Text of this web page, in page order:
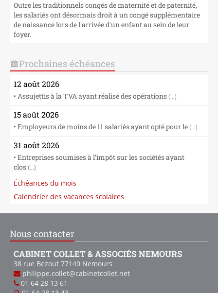
Outre les traditionnels congés de maternité et de paternité,
les salariés ont désormais droit à un congé supplémentaire
de naissance lors de l'arrivée d'un enfant au sein de leur
foyer.
Prochaines échéances
12 août 2026
• Assujettis à la TVA ayant réalisé des opérations (...)
15 août 2026
• Employeurs de moins de 11 salariés ayant opté pour le (...)
31 août 2026
• Entreprises soumises à l’impôt sur les sociétés ayant
clos (...)
Échéances du mois
Calendrier des vacances scolaires
Nous contacter
CABINET COLLET & ASSOCIÉS NEMOURS
38 rue Bezout 77140 Nemours
philippe.collet@cabinetcollet.net
01 64 28 13 61